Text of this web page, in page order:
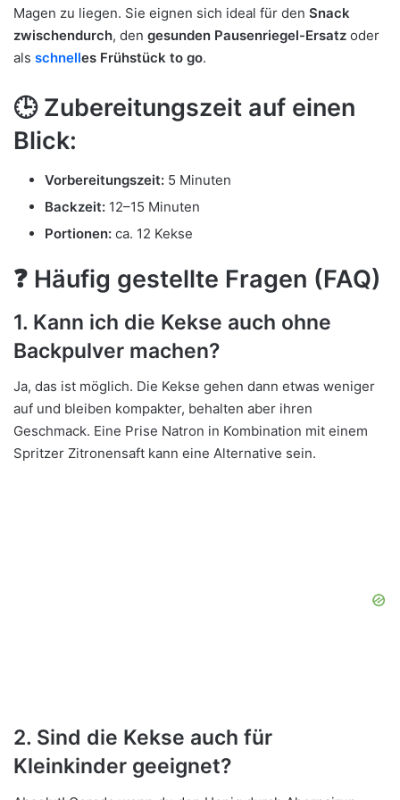
Magen zu liegen. Sie eignen sich ideal für den Snack
zwischendurch, den gesunden Pausenriegel-Ersatz oder
als schnelles Frühstück to go.
🕒 Zubereitungszeit auf einen
Blick:
Vorbereitungszeit: 5 Minuten
Backzeit: 12–15 Minuten
Portionen: ca. 12 Kekse
❓ Häufig gestellte Fragen (FAQ)
1. Kann ich die Kekse auch ohne
Backpulver machen?
Ja, das ist möglich. Die Kekse gehen dann etwas weniger
auf und bleiben kompakter, behalten aber ihren
Geschmack. Eine Prise Natron in Kombination mit einem
Spritzer Zitronensaft kann eine Alternative sein.
2. Sind die Kekse auch für
Kleinkinder geeignet?